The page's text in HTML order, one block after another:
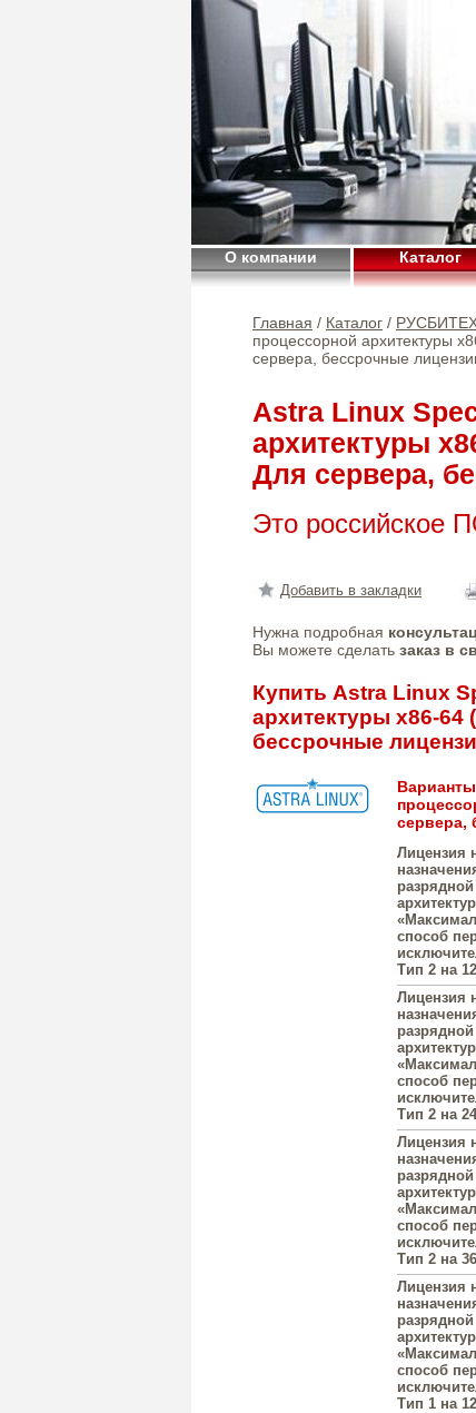
О компании Каталог
Главная / Каталог /
процессорной архитектуры
сервера, бессрочные
Astra Linux
архитектуры
Для сервера,
Это российское
Добавить в закладки
Нужна подробная
Вы можете сделать заказ в
Купить Astra Linux
архитектуры х86-
бессрочные
сервера,
Лицензия
способ
Тип 2 на
Лицензия
способ
Тип 2 на
Лицензия
способ
Тип 2 на
Лицензия
способ
Тип 1 на